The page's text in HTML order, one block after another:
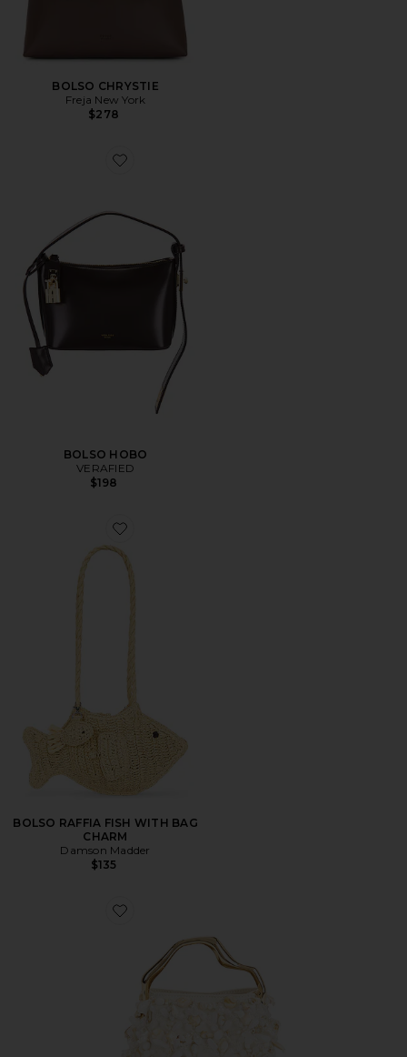
BOLSO CHRYSTIE
Freja New York
$278
Favorite BOLSO HOBO
BOLSO HOBO
VERAFIED
$198
Favorite BOLSO RAFFIA FISH WITH BAG CHARM
BOLSO RAFFIA FISH WITH BAG
CHARM
Damson Madder
$135
Favorite BOLSO SOLENE